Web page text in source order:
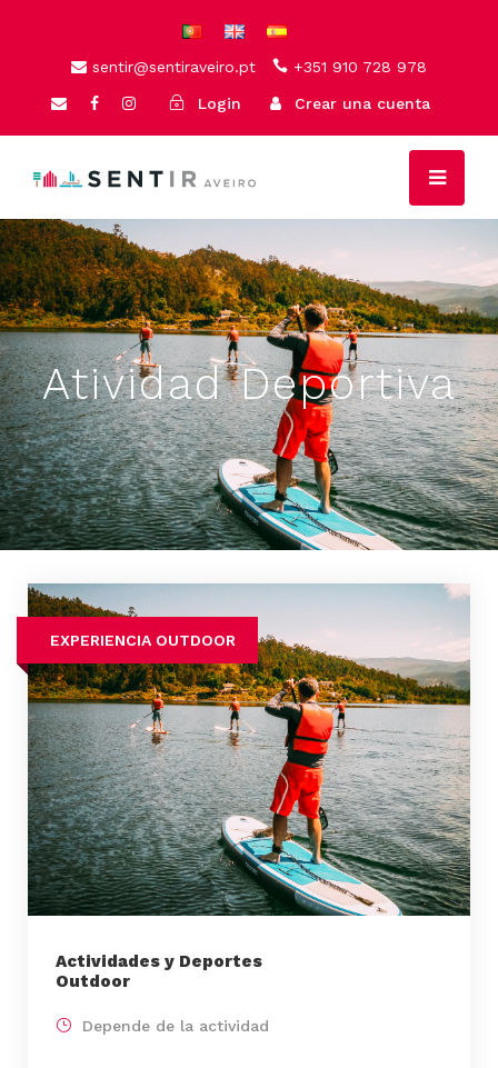
sentir@sentiraveiro.pt +351 910 728 978
Login Crear una cuenta
Atividad Deportiva
EXPERIENCIA OUTDOOR
Actividades y Deportes
Outdoor
Depende de la actividad